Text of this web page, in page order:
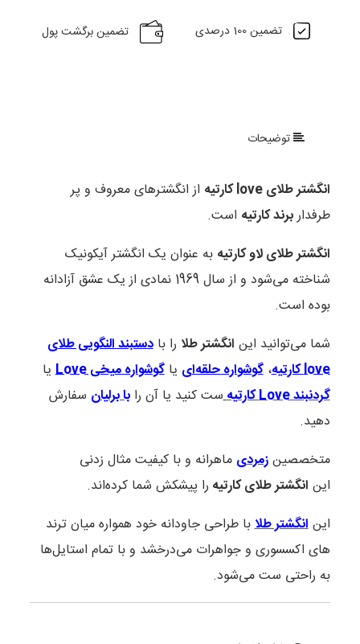
تضمین 100 درصدی تضمین برگشت پول
توضیحات
انگشتر طلای love کارتیه
از انگشترهای معروف و پر
طرفداربرند کارتیه است.
انگشتر طلای لاو کارتیه به عنوان یک انگشتر آیکونیک
شناخته می‌شود و از سال 1969 نمادی از یک عشق آزادانه
بوده است.
شما می‌توانید این انگشتر طلا را بادستبند النگویی طلای
love کارتیه
،گوشواره حلقه‌ای یاگوشواره میخی Love
یا
گردنبند Love کارتیه
ست کنید یا آن رابا برلیان سفارش
دهید.
متخصصینزمردی ماهرانه و با کیفیت مثال زدنی
این انگشتر طلای کارتیه را پیشکش شما کرده‌اند.
اینانگشتر طلابا طراحی جاودانه خود همواره میان ترند
های اکسسوری و جواهرات می‌درخشد و با تمام استایل‌ها
به راحتی ست می‌شود.